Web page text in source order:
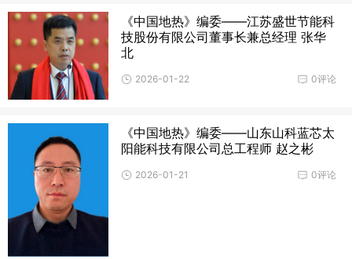
《中国地热》编委——江苏盛世节能科
技股份有限公司董事长兼总经理 张华
北
0评论
2026-01-22
《中国地热》编委——山东山科蓝芯太
阳能科技有限公司总工程师 赵之彬
0评论
2026-01-21